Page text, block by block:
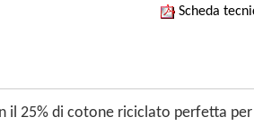
Scheda
il 25% di cotone riciclato perfetta